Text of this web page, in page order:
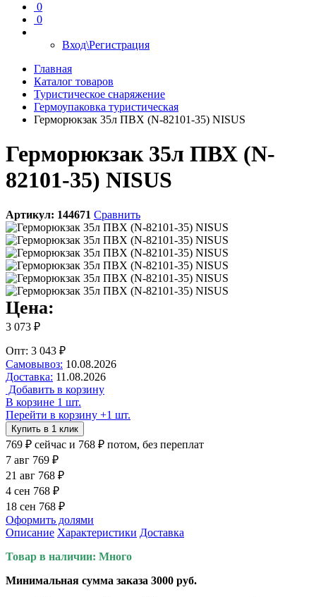
0
0
Вход\Регистрация
Главная
Каталог товаров
Туристическое снаряжение
Гермоупаковка туристическая
Герморюкзак 35л ПВХ (N-82101-35) NISUS
Герморюкзак 35л ПВХ (N-
82101-35) NISUS
Артикул: 144671 Сравнить
Цена:
3 073 ₽
Опт: 3 043 ₽
Самовывоз: 10.08.2026
Доставка: 11.08.2026
Добавить в корзину
В корзине 1 шт.
Перейти в корзину +1 шт.
Купить в 1 клик
769 ₽ сейчас и 768 ₽ потом, без переплат
7 авг 769 ₽
21 авг 768 ₽
4 сен 768 ₽
18 сен 768 ₽
Оформить долями
Описание Характеристики Доставка
Товар в наличии: Много
Минимальная сумма заказа 3000 руб.